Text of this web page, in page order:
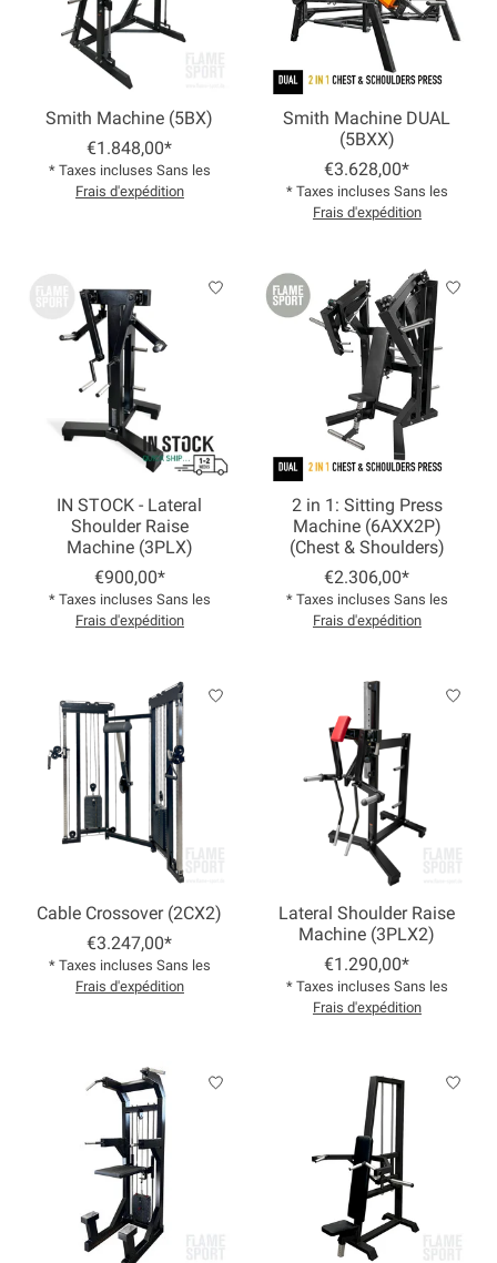
Smith Machine (5BX)
€1.848,00*
* Taxes incluses Sans les
Frais d'expédition
Smith Machine DUAL
(5BXX)
€3.628,00*
* Taxes incluses Sans les
Frais d'expédition
IN STOCK - Lateral
Shoulder Raise
Machine (3PLX)
€900,00*
* Taxes incluses Sans les
Frais d'expédition
2 in 1: Sitting Press
Machine (6AXX2P)
(Chest & Shoulders)
€2.306,00*
* Taxes incluses Sans les
Frais d'expédition
Cable Crossover (2CX2)
€3.247,00*
* Taxes incluses Sans les
Frais d'expédition
Lateral Shoulder Raise
Machine (3PLX2)
€1.290,00*
* Taxes incluses Sans les
Frais d'expédition